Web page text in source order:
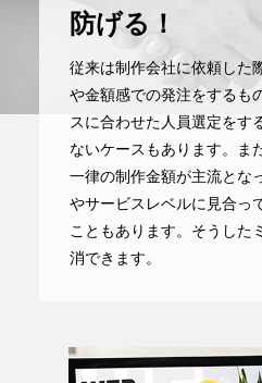
防げる！
従来は制作会社に依頼した
や金額感での発注をするも
スに合わせた人員選定をす
ないケースもあります。ま
一律の制作金額が主流とな
やサービスレベルに見合っ
こともあります。そうした
消できます。